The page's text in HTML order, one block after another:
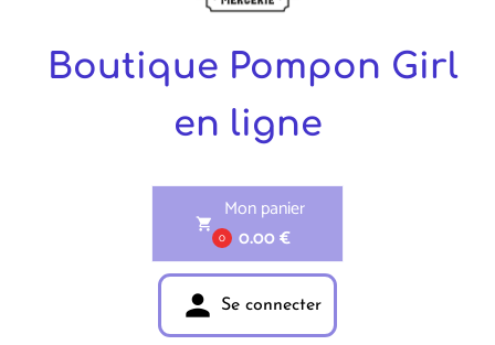
Boutique Pompon Girl
en ligne
shopping_cart
0
Mon panier
0.00 €
person Se connecter